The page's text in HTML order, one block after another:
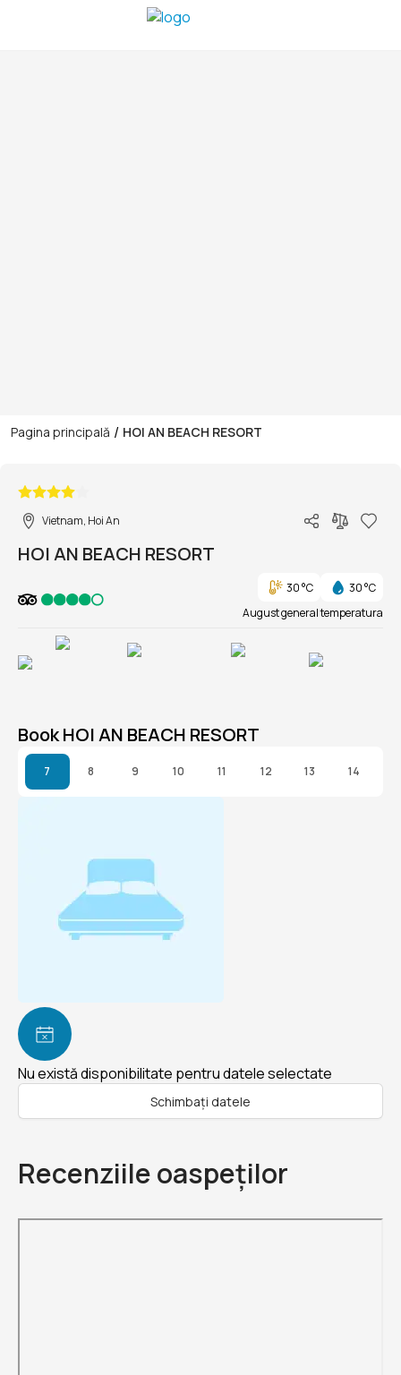
Pagina principală / HOI AN BEACH RESORT
Vietnam, Hoi An
HOI AN BEACH RESORT
30 °C
30 °C
August general temperatura
Book HOI AN BEACH RESORT
7 8 9 10 11 12 13 14
Nu există disponibilitate pentru datele selectate
Schimbați datele
Recenziile oaspeților